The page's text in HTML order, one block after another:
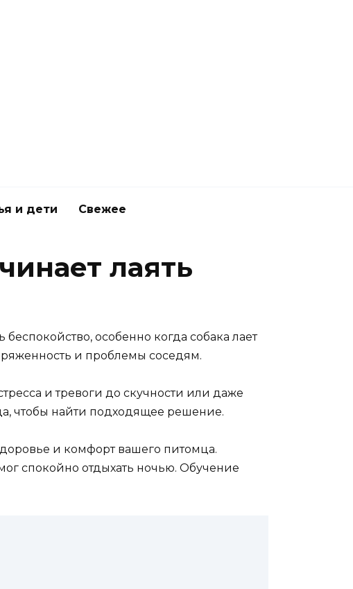
и дети Свежее
лаять
особенно когда собака лает
и проблемы соседям.
и тревоги до скучности или даже
чтобы найти подходящее решение.
и комфорт вашего питомца.
спокойно отдыхать ночью. Обучение